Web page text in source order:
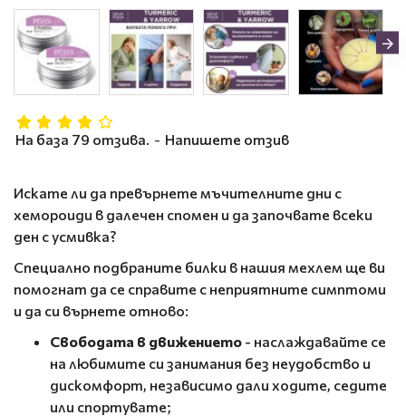
Искате ли да превърнете мъчителните дни с
хемороиди в далечен спомен и да започвате всеки
ден с усмивка?
Специално подбраните билки в нашия мехлем ще ви
помогнат да се справите с неприятните симптоми
и да си върнете отново:
Свободата в движението - наслаждавайте се
на любимите си занимания без неудобство и
дискомфорт, независимо дали ходите, седите
или спортувате;
На база 79 отзива. - Напишете отзив